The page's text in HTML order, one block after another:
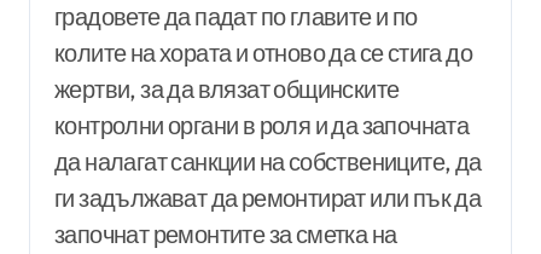
градовете да падат по главите и по
колите на хората и отново да се стига до
жертви, за да влязат общинските
контролни органи в роля и да започната
да налагат санкции на собствениците, да
ги задължават да ремонтират или пък да
започнат ремонтите за сметка на